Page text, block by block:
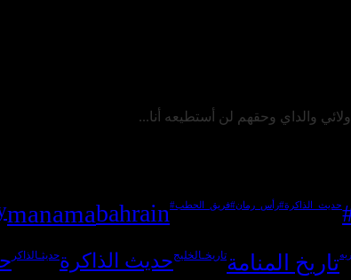
والداي وحقهم لن أستطيعه أنا...
#حديث_الذاكرة #رأس_رمان #فريق_الحطب bahrain
manama
تاريخ المنامةتاريخـالخليجحديث الذاكرةحديثـالذاكر